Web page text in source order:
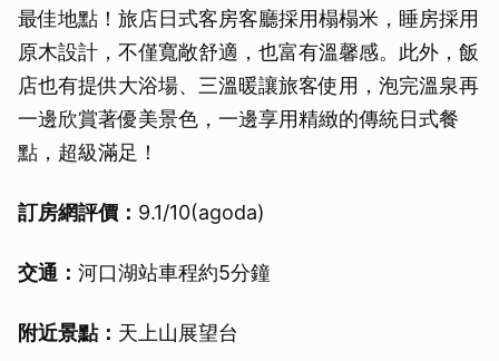
最佳地點！旅店日式客房客廳採用榻榻米，睡房採用
原木設計，不僅寬敞舒適，也富有溫馨感。此外，飯
店也有提供大浴場、三溫暖讓旅客使用，泡完溫泉再
一邊欣賞著優美景色，一邊享用精緻的傳統日式餐
點，超級滿足！
訂房網評價： 9.1/10(agoda)
交通： 河口湖站車程約5分鐘
附近景點： 天上山展望台